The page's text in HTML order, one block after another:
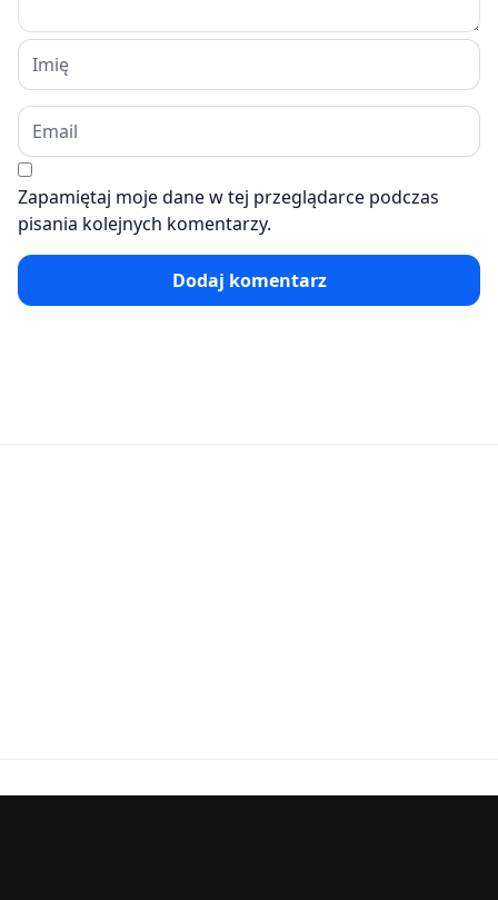
Zapamiętaj moje dane w tej przeglądarce podczas
pisania kolejnych komentarzy.
Dodaj komentarz